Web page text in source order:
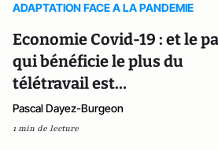
ADAPTATION FACE A LA PANDEMIE
Economie Covid-19 : et le
qui bénéficie le plus du
télétravail est…
Pascal Dayez-Burgeon
1 min de lecture